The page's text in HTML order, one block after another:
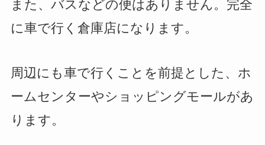
また、バスなどの便はありません。完全
に車で行く倉庫店になります。
周辺にも車で行くことを前提とした、ホ
ームセンターやショッピングモールがあ
ります。